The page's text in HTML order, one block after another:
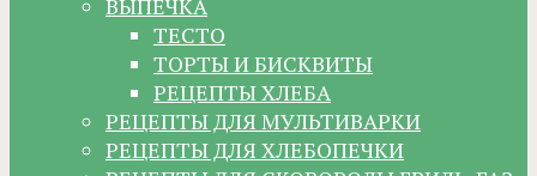
ВЫПЕЧКА
ТЕСТО
ТОРТЫ И БИСКВИТЫ
РЕЦЕПТЫ ХЛЕБА
РЕЦЕПТЫ ДЛЯ МУЛЬТИВАРКИ
РЕЦЕПТЫ ДЛЯ ХЛЕБОПЕЧКИ